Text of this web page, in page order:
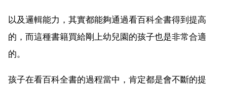
以及邏輯能力，其實都能夠通過看百科全書得到提高
的，而這種書籍買給剛上幼兒園的孩子也是非常合適
的。
孩子在看百科全書的過程當中，肯定都是會不斷的提